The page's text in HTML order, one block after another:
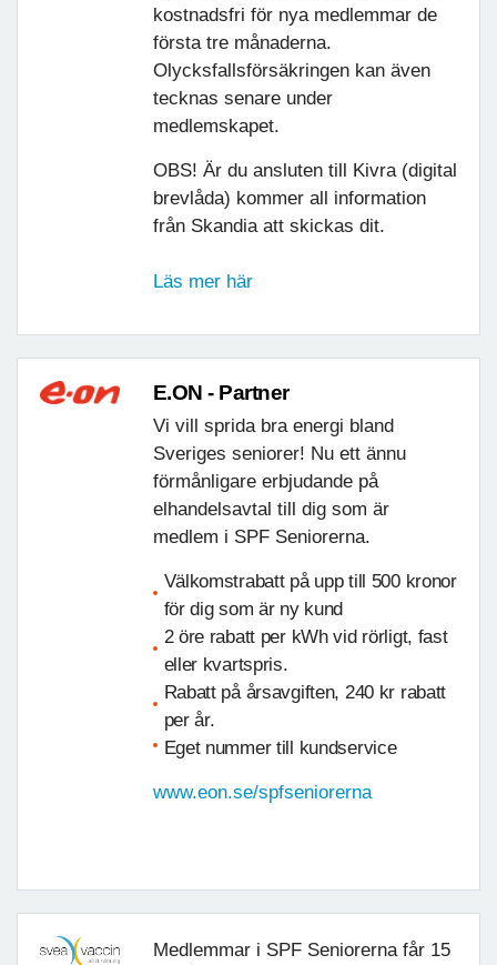
kostnadsfri för nya medlemmar de
första tre månaderna.
Olycksfallsförsäkringen kan även
tecknas senare under
medlemskapet.
OBS! Är du ansluten till Kivra (digital
brevlåda) kommer all information
från Skandia att skickas dit.
Läs mer här
E.ON - Partner
Vi vill sprida bra energi bland
Sveriges seniorer! Nu ett ännu
förmånligare erbjudande på
elhandelsavtal till dig som är
medlem i SPF Seniorerna.
Välkomstrabatt på upp till 500 kronor
för dig som är ny kund
2 öre rabatt per kWh vid rörligt, fast
eller kvartspris.
Rabatt på årsavgiften, 240 kr rabatt
per år.
Eget nummer till kundservice
www.eon.se/spfseniorerna
Medlemmar i SPF Seniorerna får 15